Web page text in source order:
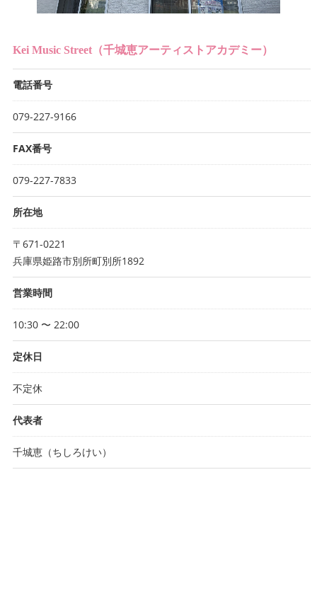
Kei Music Street（千城恵アーティストアカデミー）
電話番号
079-227-9166
FAX番号
079-227-7833
所在地
〒671-0221
兵庫県姫路市別所町別所1892
営業時間
10:30 〜 22:00
定休日
不定休
代表者
千城恵（ちしろけい）